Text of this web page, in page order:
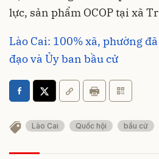
lực, sản phẩm OCOP tại xã
Lào Cai: 100% xã, phường
đạo và Ủy ban bầu cử
Lào Cai Quốc hội bầu cử